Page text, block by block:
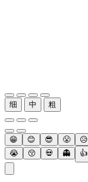
细 中 粗
😁 😊 😎 😤 😥
😭
😚 💀 👻 👍